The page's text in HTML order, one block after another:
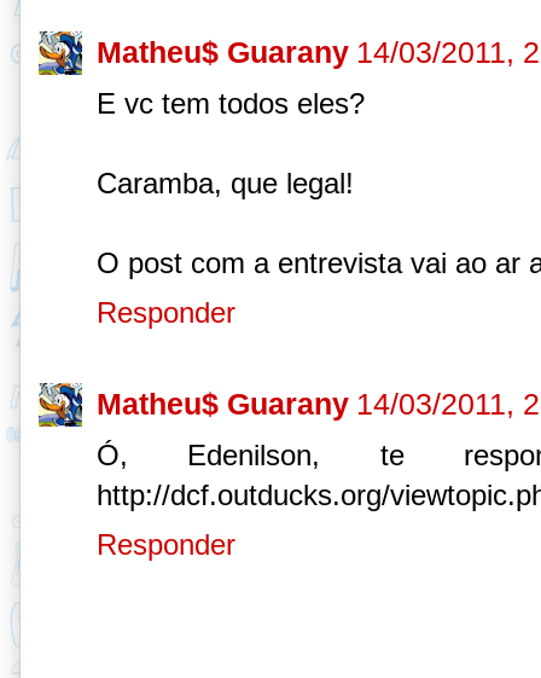
Matheu$ Guarany 14/03/2011,
E vc tem todos eles?
Caramba, que legal!
O post com a entrevista vai ao ar
Responder
Matheu$ Guarany 14/03/2011,
Ó, Edenilson, te
http://dcf.outducks.org/
Responder